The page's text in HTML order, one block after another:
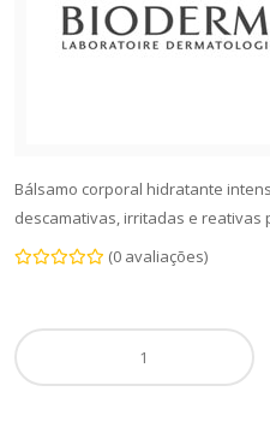
Bálsamo corporal hidratante
descamativas, irritadas e reativas
(0 avaliações)